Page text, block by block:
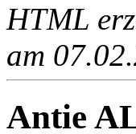
HTML
am
Antie